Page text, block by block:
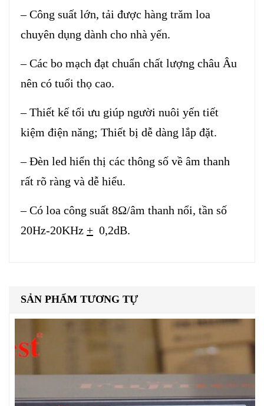
– Công suất lớn, tải được hàng trăm loa
chuyên dụng dành cho nhà yến.
– Các bo mạch đạt chuẩn chất lượng châu Âu
nên có tuổi thọ cao.
– Thiết kế tối ưu giúp người nuôi yến tiết
kiệm điện năng; Thiết bị dễ dàng lắp đặt.
– Đèn led hiển thị các thông số về âm thanh
rất rõ ràng và dễ hiểu.
– Có loa công suất 8Ω/âm thanh nổi, tần số
20Hz-20KHz + 0,2dB.
SẢN PHẨM TƯƠNG TỰ